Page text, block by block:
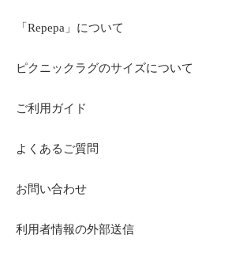
「Repepa」について
ピクニックラグのサイズについて
ご利用ガイド
よくあるご質問
お問い合わせ
利用者情報の外部送信